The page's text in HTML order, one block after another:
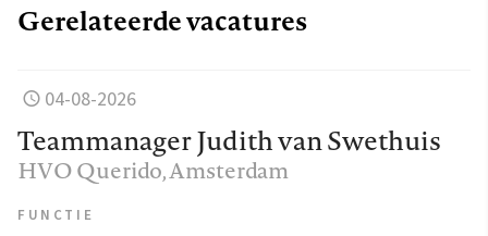
Gerelateerde vacatures
04-08-2026
Teammanager Judith van Swethuis
HVO Querido, Amsterdam
FUNCTIE